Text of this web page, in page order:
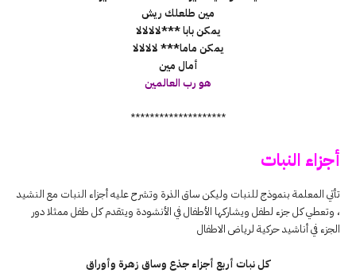
مين طلعلك ريش
يمكن بابا ***لالالالا
يمكن ماما*** لالالالا
أمال مين
هو رب العالمين
********************
أجزاء النبات
تأتي المعلمة بنموذج للنبات وليكن ساق الذرة وتشرح عليه أجزاء النبات مع النشيد
، وتعطي كل جزء لطفل ويشاركها الأطفال في الأنشودة ويتقدم كل طفل ممثلا دور
الجزء في أناشيد حركية لرياض الاطفال
كل نبات أربع أجزاء جذع وساق زهرة وأوراق